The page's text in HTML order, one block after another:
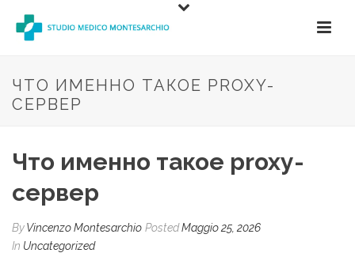
ЧТО ИМЕННО ТАКОЕ PROXY-
СЕРВЕР
Что именно такое proxy-
сервер
ByVincenzo Montesarchio PostedMaggio 25, 2026
In Uncategorized